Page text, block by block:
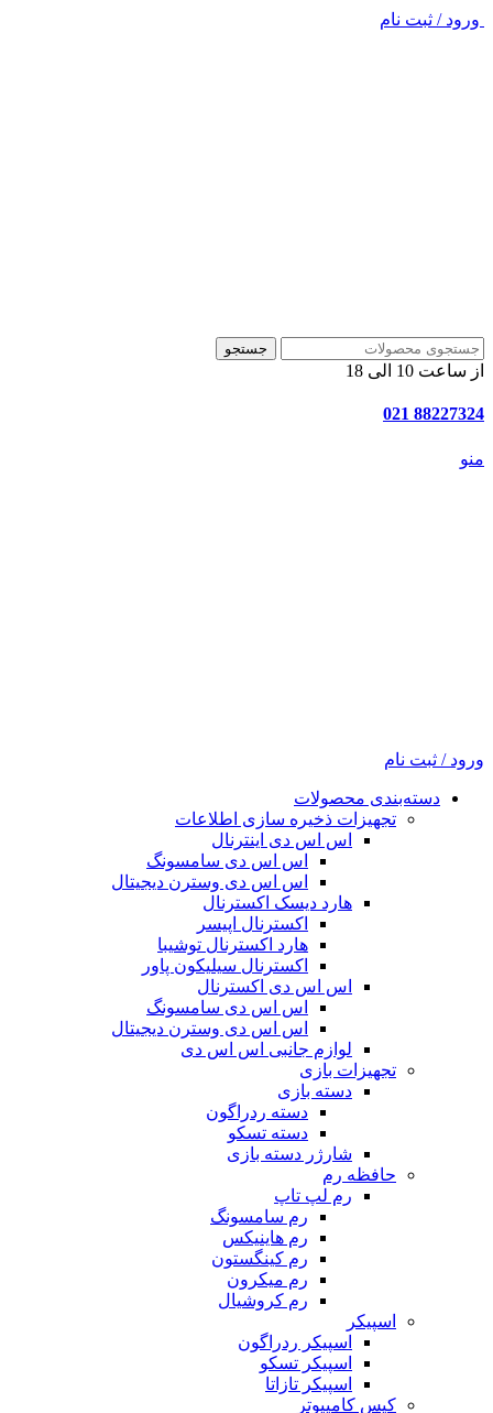
ورود / ثبت نام
جستجو
از ساعت 10 الی 18
88227324 021
منو
ورود / ثبت نام
دسته‌بندی محصولات
تجهیزات ذخیره سازی اطلاعات
اس اس دی اینترنال
اس اس دی سامسونگ
اس اس دی وسترن دیجیتال
هارد دیسک اکسترنال
اکسترنال اپیسر
هارد اکسترنال توشیبا
اکسترنال سیلیکون پاور
اس اس دی اکسترنال
اس اس دی سامسونگ
اس اس دی وسترن دیجیتال
لوازم جانبی اس اس دی
تجهیزات بازی
دسته بازی
دسته ردراگون
دسته تسکو
شارژر دسته بازی
حافظه رم
رم لپ تاپ
رم سامسونگ
رم هاینیکس
رم کینگستون
رم میکرون
رم کروشیال
اسپیکر
اسپیکر ردراگون
اسپیکر تسکو
اسپیکر تازاتا
کیس کامپیوتر